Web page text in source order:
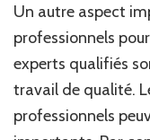
Un autre aspect
professionnels
experts qualifiés
travail de qualité.
professionnels